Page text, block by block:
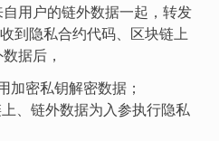
用户的链外数据一起，转发
到隐私合约代码、区块链上
据后，
加密私钥解密数据；
、链外数据为入参执行隐私